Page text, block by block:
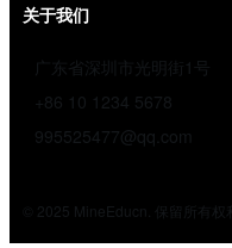
关于我们
广东省深圳市光明街1号
+86 10 1234 5678
995525477@qq.com
© 2025 MineEducn. 保留所有权利